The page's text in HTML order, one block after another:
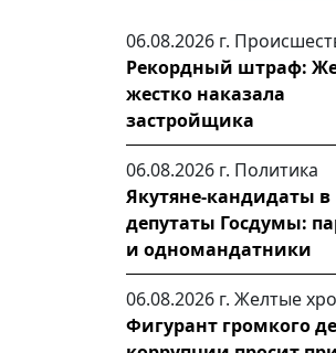
06.08.2026 г.
Рекордный штраф:
жестко наказала
застройщика
06.08.2026 г. Политика
Якутяне-кандидаты в
депутаты Госдумы:
и одномандатники
06.08.2026 г. Желтые
Фигурант громкого